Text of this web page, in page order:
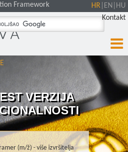
Framework HR EN
HU
Kontakt
VERZIJA
(m/ž) - više izvršitelja